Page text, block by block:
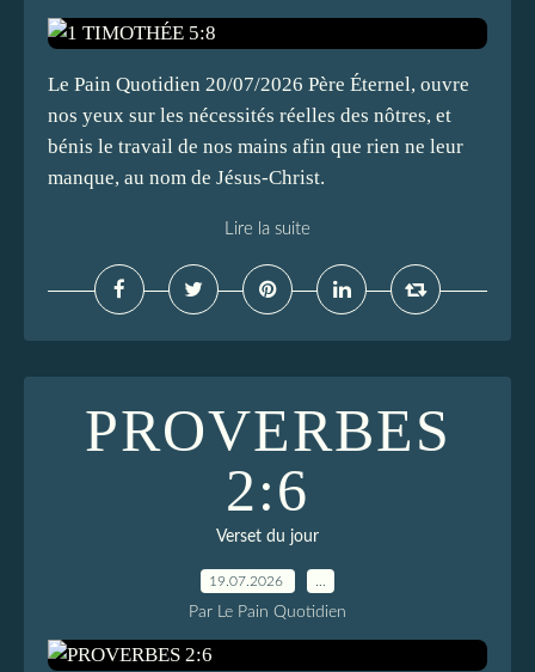
Le Pain Quotidien 20/07/2026 Père Éternel, ouvre
nos yeux sur les nécessités réelles des nôtres, et
bénis le travail de nos mains afin que rien ne leur
manque, au nom de Jésus-Christ.
Lire la suite
PROVERBES
2:6
Verset du jour
19.07.2026
Par Le Pain Quotidien